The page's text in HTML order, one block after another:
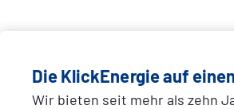
Die KlickEnergie auf
Wir bieten seit mehr als zehn